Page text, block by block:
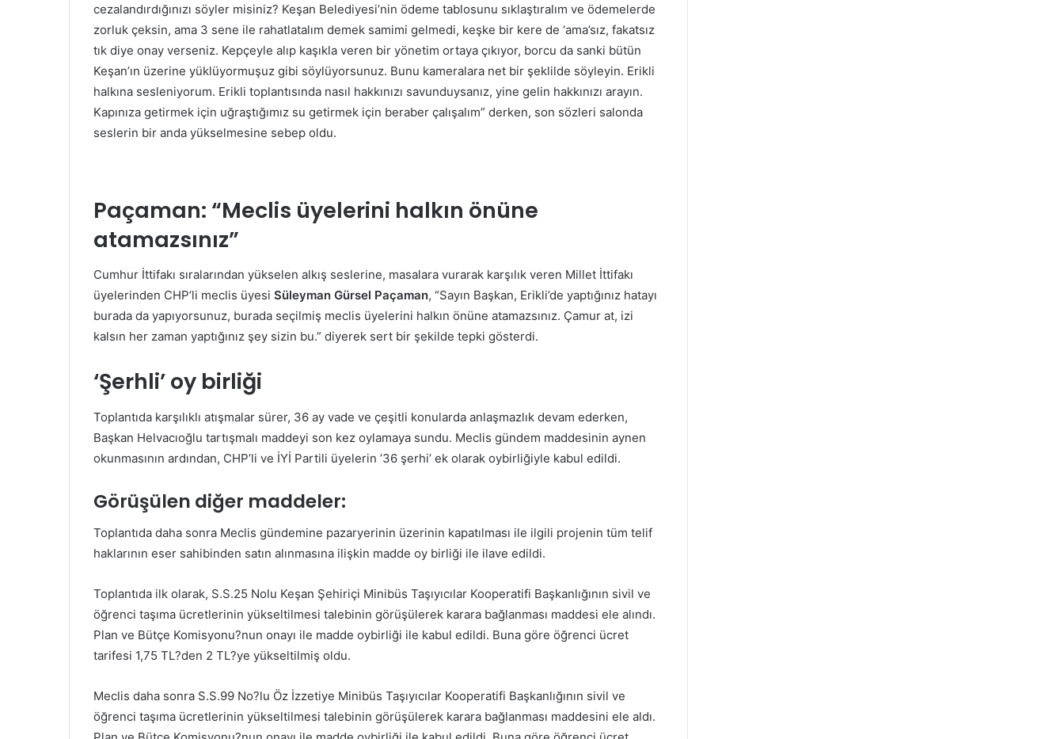
cezalandırdığınızı söyler misiniz? Keşan Belediyesi’nin ödeme tablosunu sıklaştıralım ve ödemelerde
zorluk çeksin, ama 3 sene ile rahatlatalım demek samimi gelmedi, keşke bir kere de ‘ama’sız, fakatsız
tık diye onay verseniz. Kepçeyle alıp kaşıkla veren bir yönetim ortaya çıkıyor, borcu da sanki bütün
Keşan’ın üzerine yüklüyormuşuz gibi söylüyorsunuz. Bunu kameralara net bir şeklilde söyleyin. Erikli
halkına sesleniyorum. Erikli toplantısında nasıl hakkınızı savunduysanız, yine gelin hakkınızı arayın.
Kapınıza getirmek için uğraştığımız su getirmek için beraber çalışalım” derken, son sözleri salonda
seslerin bir anda yükselmesine sebep oldu.
Paçaman: “Meclis üyelerini halkın önüne
atamazsınız”
Cumhur İttifakı sıralarından yükselen alkış seslerine, masalara vurarak karşılık veren Millet İttifakı
üyelerinden CHP’li meclis üyesi Süleyman Gürsel Paçaman, “Sayın Başkan, Erikli’de yaptığınız hatayı
burada da yapıyorsunuz, burada seçilmiş meclis üyelerini halkın önüne atamazsınız. Çamur at, izi
kalsın her zaman yaptığınız şey sizin bu.” diyerek sert bir şekilde tepki gösterdi.
‘Şerhli’ oy birliği
Toplantıda karşılıklı atışmalar sürer, 36 ay vade ve çeşitli konularda anlaşmazlık devam ederken,
Başkan Helvacıoğlu tartışmalı maddeyi son kez oylamaya sundu. Meclis gündem maddesinin aynen
okunmasının ardından, CHP’li ve İYİ Partili üyelerin ’36 şerhi’ ek olarak oybirliğiyle kabul edildi.
Görüşülen diğer maddeler:
Toplantıda daha sonra Meclis gündemine pazaryerinin üzerinin kapatılması ile ilgili projenin tüm telif
haklarının eser sahibinden satın alınmasına ilişkin madde oy birliği ile ilave edildi.
Toplantıda ilk olarak, S.S.25 Nolu Keşan Şehiriçi Minibüs Taşıyıcılar Kooperatifi Başkanlığının sivil ve
öğrenci taşıma ücretlerinin yükseltilmesi talebinin görüşülerek karara bağlanması maddesi ele alındı.
Plan ve Bütçe Komisyonu?nun onayı ile madde oybirliği ile kabul edildi. Buna göre öğrenci ücret
tarifesi 1,75 TL?den 2 TL?ye yükseltilmiş oldu.
Meclis daha sonra S.S.99 No?lu Öz İzzetiye Minibüs Taşıyıcılar Kooperatifi Başkanlığının sivil ve
öğrenci taşıma ücretlerinin yükseltilmesi talebinin görüşülerek karara bağlanması maddesini ele aldı.